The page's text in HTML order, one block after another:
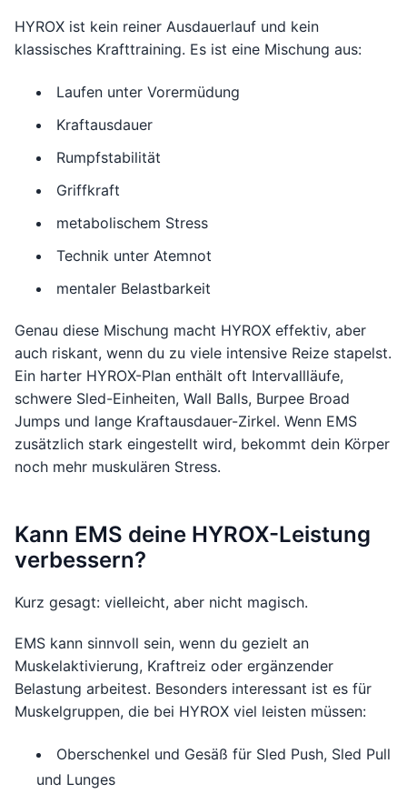
HYROX ist kein reiner Ausdauerlauf und kein
klassisches Krafttraining. Es ist eine Mischung aus:
Laufen unter Vorermüdung
Kraftausdauer
Rumpfstabilität
Griffkraft
metabolischem Stress
Technik unter Atemnot
mentaler Belastbarkeit
Genau diese Mischung macht HYROX effektiv, aber
auch riskant, wenn du zu viele intensive Reize stapelst.
Ein harter HYROX-Plan enthält oft Intervallläufe,
schwere Sled-Einheiten, Wall Balls, Burpee Broad
Jumps und lange Kraftausdauer-Zirkel. Wenn EMS
zusätzlich stark eingestellt wird, bekommt dein Körper
noch mehr muskulären Stress.
Kann EMS deine HYROX-Leistung
verbessern?
Kurz gesagt: vielleicht, aber nicht magisch.
EMS kann sinnvoll sein, wenn du gezielt an
Muskelaktivierung, Kraftreiz oder ergänzender
Belastung arbeitest. Besonders interessant ist es für
Muskelgruppen, die bei HYROX viel leisten müssen:
Oberschenkel und Gesäß für Sled Push, Sled Pull
und Lunges